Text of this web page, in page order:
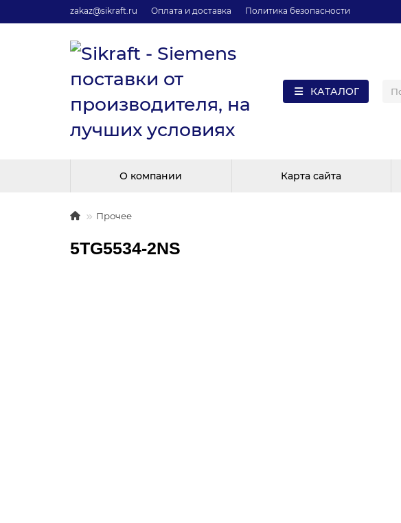
zakaz@sikraft.ru Оплата и доставка Политика безопасности
КАТАЛОГ
О компании Карта сайта
Прочее
5TG5534-2NS